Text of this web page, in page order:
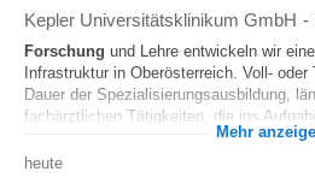
Kepler Universitätsklinikum GmbH -
Forschung und Lehre entwickeln wir
Infrastruktur in Oberösterreich. Voll-
Dauer der Spezialisierungsausbildung,
fachärztlichen Tätigkeiten, die ins
Mehr
heute